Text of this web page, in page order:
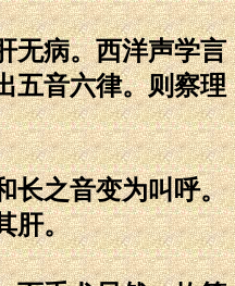
无病。西洋声学言
五音六律。则察理
长之音变为叫呼。
肝。